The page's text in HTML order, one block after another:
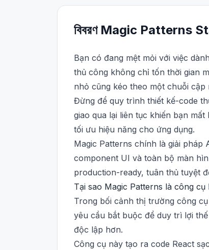
বিবরণ Magic Patterns
Bạn có đang mệt mỏi với việc
thủ công không chỉ tốn thời gian
nhỏ cũng kéo theo một chuỗi cập
Đừng để quy trình thiết kế-code
giao qua lại liên tục khiến bạn
tối ưu hiệu năng cho ứng dụng.
Magic Patterns chính là giải
component UI và toàn bộ màn
production-ready, tuân thủ tuyệt
Tại sao Magic Patterns là công
Trong bối cảnh thị trường công
yêu cầu bắt buộc để duy trì lợi
độc lập hơn.
Công cụ này tạo ra code React